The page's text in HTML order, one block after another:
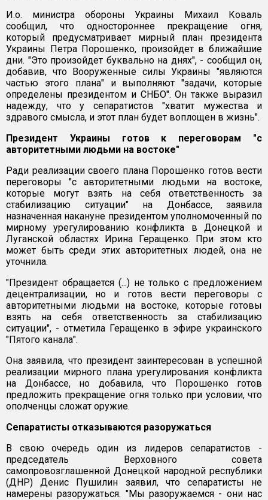
И.о. министра обороны Украины Михаил Коваль
сообщил, что одностороннее прекращение огня,
который предусматривает мирный план президента
Украины Петра Порошенко, произойдет в ближайшие
дни. "Это произойдет буквально на днях", - сообщил он,
добавив, что Вооруженные силы Украины "являются
частью этого плана" и выполняют "задачи, которые
определены президентом и СНБО". Он также выразил
надежду, что у сепаратистов "хватит мужества и
здравого смысла, и этот план будет воплощен в жизнь".
Президент Украины готов к переговорам "с
авторитетными людьми на востоке"
Ради реализации своего плана Порошенко готов вести
переговоры "с авторитетными людьми на востоке,
которые могут взять на себя ответственность за
стабилизацию ситуации" на Донбассе, заявила
назначенная накануне президентом уполномоченный по
мирному урегулированию конфликта в Донецкой и
Луганской областях Ирина Геращенко. При этом кто
может быть среди этих авторитетных людей, она не
уточнила.
"Президент обращается (...) не только с предложением
децентрализации, но и готов вести переговоры с
авторитетными людьми на востоке, которые готовы
взять на себя ответственность за стабилизацию
ситуации", - отметила Геращенко в эфире украинского
"Пятого канала".
Она заявила, что президент заинтересован в успешной
реализации мирного плана урегулирования конфликта
на Донбассе, но добавила, что Порошенко готов
предложить прекращение огня только при условии, что
ополченцы сложат оружие.
Сепаратисты отказываются разоружаться
В свою очередь один из лидеров сепаратистов -
председатель Верховного совета
самопровозглашенной Донецкой народной республики
(ДНР) Денис Пушилин заявил, что сепаратисты не
намерены разоружаться. "Мы разоружаемся - они нас